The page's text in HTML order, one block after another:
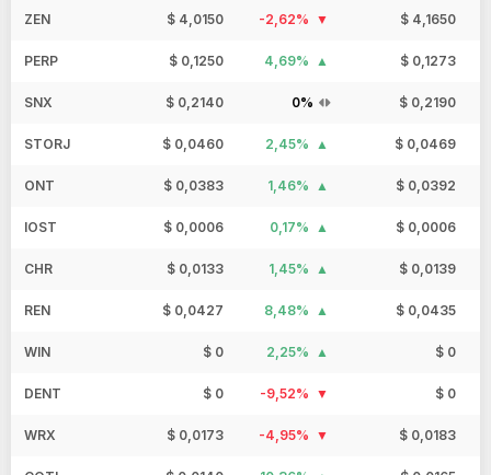
ZEN $ 4,0150 -2,62% $ 4,1650
PERP $ 0,1250 4,69% $ 0,1273
SNX $ 0,2140 0% $ 0,2190
STORJ $ 0,0460 2,45% $ 0,0469
ONT $ 0,0383 1,46% $ 0,0392
IOST $ 0,0006 0,17% $ 0,0006
CHR $ 0,0133 1,45% $ 0,0139
REN $ 0,0427 8,48% $ 0,0435
WIN $ 0 2,25% $ 0
DENT $ 0 -9,52% $ 0
WRX $ 0,0173 -4,95% $ 0,0183